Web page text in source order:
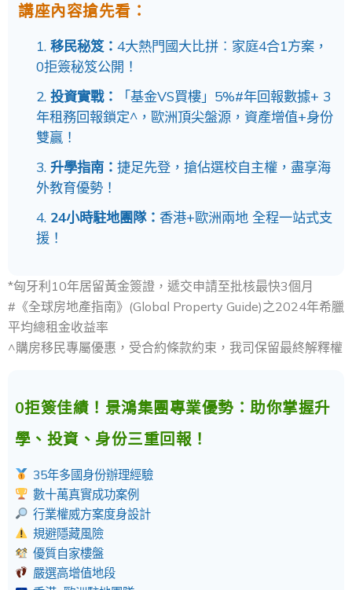
講座內容搶先看：
移民秘笈： 4大熱門國大比拼︰家庭4合1方案，
0拒簽秘笈公開！
投資實戰：
「基金VS買樓」5%#年回報數據+ 3
年租務回報鎖定^，歐洲頂尖盤源，資產增值+身份
雙贏！
升學指南： 捷足先登，搶佔選校自主權，盡享海
外教育優勢！
24小時駐地團隊： 香港+歐洲兩地 全程一站式支
援！
*匈牙利10年居留黃金簽證，遞交申請至批核最快3個月
#《全球房地產指南》(Global Property Guide)之2024年希臘
平均總租金收益率
^購房移民專屬優惠，受合約條款約束，我司保留最終解釋權
0拒簽佳績！景鴻集團專業優勢：助你掌握升
學、投資、身份三重回報！
35年多國身份辦理經驗
數十萬真實成功案例
行業權威方案度身設計
規避隱藏風險
優質自家樓盤
嚴選高增值地段